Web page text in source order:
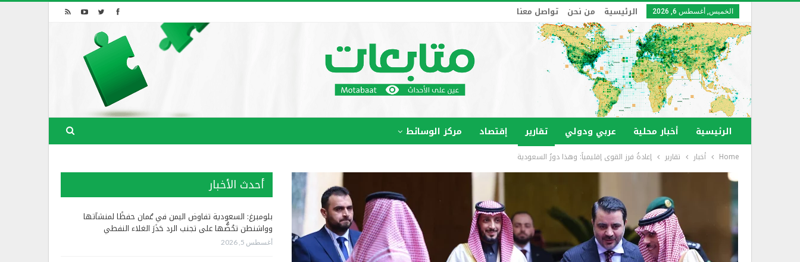
الخميس, أغسطس 6, 2026 الرئيسية من نحن تواصل معنا
الرئيسية أخبار محلية عربي ودولي تقارير إقتصاد مركز الوسائط
Home أخبار تقارير إعادةُ فرز القوى إقليمياً: وهذا دورُ السعودية
أحدث الأخبار
بلومبرغ: السعودية تفاوض اليمن في عُمان حفظًا لمنشآتها
وواشنطن تحُضُّها على تجنب الرد حَذَرَ الغلاء النفطي
أغسطس 5, 2026